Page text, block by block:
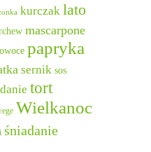
kurczak lato
mascarpone
owoce papryka
sernik sos
tort
Wielkanoc
śniadanie